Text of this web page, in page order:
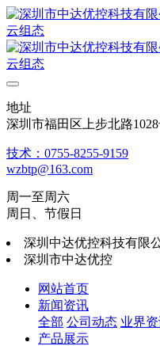
地址
深圳市福田区上步北路
技术：0755-8255-9159
wzbtp@163.com
周一至周六
周日、节假日
深圳中达优控科技有限
深圳市中达优控
网站首页
新闻资讯
全部 公司动态 业界
产品展示